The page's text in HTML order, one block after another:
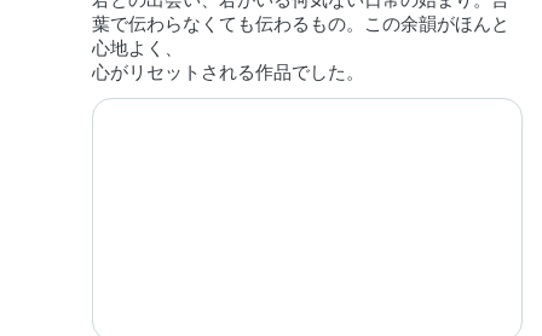
葉で伝わらなくても伝わるもの。この余韻がほんと
心地よく、
心がリセットされる作品でした。